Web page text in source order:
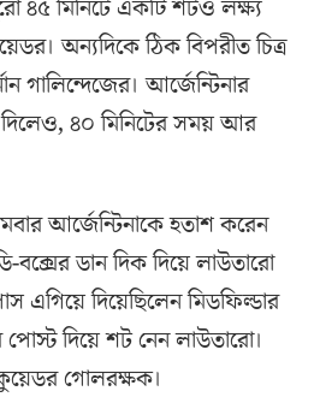
৪৫ মিনিটে একটি শটও লক্ষ্য
অন্যদিকে ঠিক বিপরীত চিত্র
গালিন্দেজের। আর্জেন্টিনার
দিলেও, ৪০ মিনিটের সময় আর
আর্জেন্টিনাকে হতাশ করেন
বক্সের ডান দিক দিয়ে লাউতারো
এগিয়ে দিয়েছিলেন মিডফিল্ডার
পোস্ট দিয়ে শট নেন লাউতারো।
গোলরক্ষক।